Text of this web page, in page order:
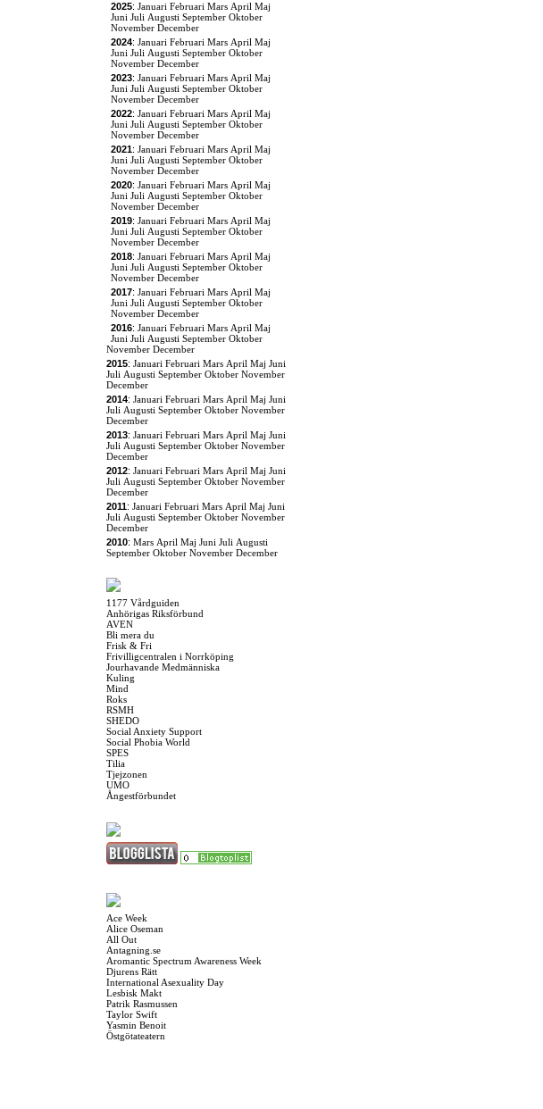
2025: Januari Februari Mars April Maj
Juni Juli Augusti September Oktober
November December
2024: Januari Februari Mars April Maj
Juni Juli Augusti September Oktober
November December
2023: Januari Februari Mars April Maj
Juni Juli Augusti September Oktober
November December
2022: Januari Februari Mars April Maj
Juni Juli Augusti September Oktober
November December
2021: Januari Februari Mars April Maj
Juni Juli Augusti September Oktober
November December
2020: Januari Februari Mars April Maj
Juni Juli Augusti September Oktober
November December
2019: Januari Februari Mars April Maj
Juni Juli Augusti September Oktober
November December
2018: Januari Februari Mars April Maj
Juni Juli Augusti September Oktober
November December
2017: Januari Februari Mars April Maj
Juni Juli Augusti September Oktober
November December
2016: Januari Februari Mars April Maj
Juni Juli Augusti September Oktober
November December
2015: Januari Februari Mars April Maj Juni
Juli Augusti September Oktober November
December
2014: Januari Februari Mars April Maj Juni
Juli Augusti September Oktober November
December
2013: Januari Februari Mars April Maj Juni
Juli Augusti September Oktober November
December
2012: Januari Februari Mars April Maj Juni
Juli Augusti September Oktober November
December
2011: Januari Februari Mars April Maj Juni
Juli Augusti September Oktober November
December
2010: Mars April Maj Juni Juli Augusti
September Oktober November December
1177 Vårdguiden
Anhörigas Riksförbund
AVEN
Bli mera du
Frisk & Fri
Frivilligcentralen i Norrköping
Jourhavande Medmänniska
Kuling
Mind
Roks
RSMH
SHEDO
Social Anxiety Support
Social Phobia World
SPES
Tilia
Tjejzonen
UMO
Ångestförbundet
Ace Week
Alice Oseman
All Out
Antagning.se
Aromantic Spectrum Awareness Week
Djurens Rätt
International Asexuality Day
Lesbisk Makt
Patrik Rasmussen
Taylor Swift
Yasmin Benoit
Östgötateatern